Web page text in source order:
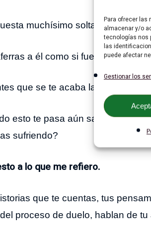
Para ofrecer las
almacenar y/o
tecnologías nos
las
puede afectar
Gestionar los
muchísimo soltar a un ex?
a él como si fuera la última C
que se te acaba la vida si ya
esto te pasa aún sabiendo que
sufriendo?
a lo que me refiero.
que te cuentas, tus
proceso de duelo, hablan de tu